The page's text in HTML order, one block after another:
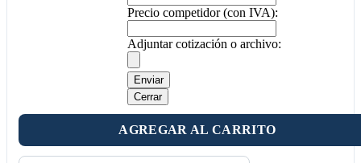
Precio competidor (con IVA):
Adjuntar cotización o archivo:
Enviar
Cerrar
AGREGAR AL CARRITO